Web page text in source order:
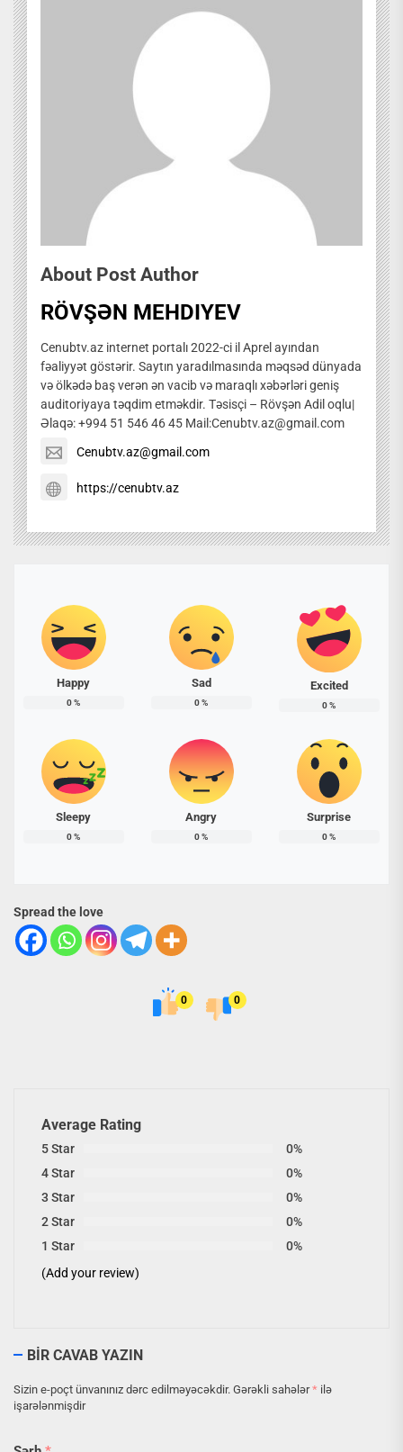
About Post Author
RÖVŞƏN MEHDIYEV
Cenubtv.az internet portalı 2022-ci il Aprel ayından
fəaliyyət göstərir. Saytın yaradılmasında məqsəd dünyada
və ölkədə baş verən ən vacib və maraqlı xəbərləri geniş
auditoriyaya təqdim etməkdir. Təsisçi – Rövşən Adil oqlu|
Əlaqə: +994 51 546 46 45 Mail:Cenubtv.az@gmail.com
Cenubtv.az@gmail.com
https://cenubtv.az
Happy
0%
Sad
0%
Excited
0%
Sleepy
0%
Angry
0%
Surprise
0%
Spread the love
0 0
Average Rating
5 Star
0%
4 Star
0%
3 Star
0%
2 Star
0%
1 Star
0%
(Add your review)
BIR CAVAB YAZIN
Sizin e-poçt ünvanınız dərc edilməyəcəkdir. Gərəkli sahələr* ilə
işarələnmişdir